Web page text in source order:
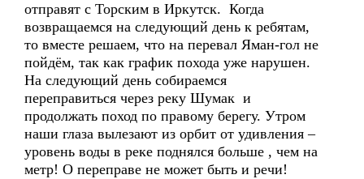
отправят с Торским в Иркутск. Когда
возвращаемся на следующий день к ребятам,
то вместе решаем, что на перевал Яман-гол не
пойдём, так как график похода уже нарушен.
На следующий день собираемся
переправиться через реку Шумак и
продолжать поход по правому берегу. Утром
наши глаза вылезают из орбит от удивления –
уровень воды в реке поднялся больше , чем на
метр! О переправе не может быть и речи!